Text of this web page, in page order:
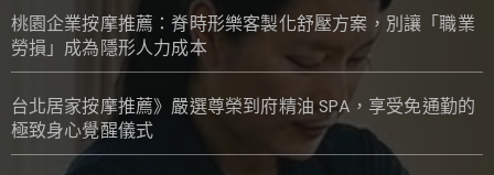
桃園企業按摩推薦：脊時形樂客製化舒壓方案，別讓「職業
勞損」成為隱形人力成本
台北居家按摩推薦》嚴選尊榮到府精油 SPA，享受免通勤的
極致身心覺醒儀式